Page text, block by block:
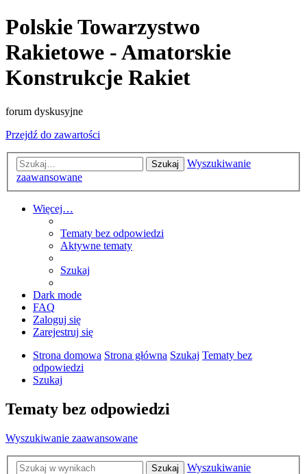
Polskie Towarzystwo
Rakietowe - Amatorskie
Konstrukcje Rakiet
forum dyskusyjne
Przejdź do zawartości
Szukaj
Wyszukiwanie
zaawansowane
Więcej…
Tematy bez odpowiedzi
Aktywne tematy
Szukaj
Dark mode
FAQ
Zaloguj się
Zarejestruj się
Strona domowa Strona główna Szukaj Tematy bez
odpowiedzi
Szukaj
Tematy bez odpowiedzi
Wyszukiwanie zaawansowane
Szukaj
Wyszukiwanie